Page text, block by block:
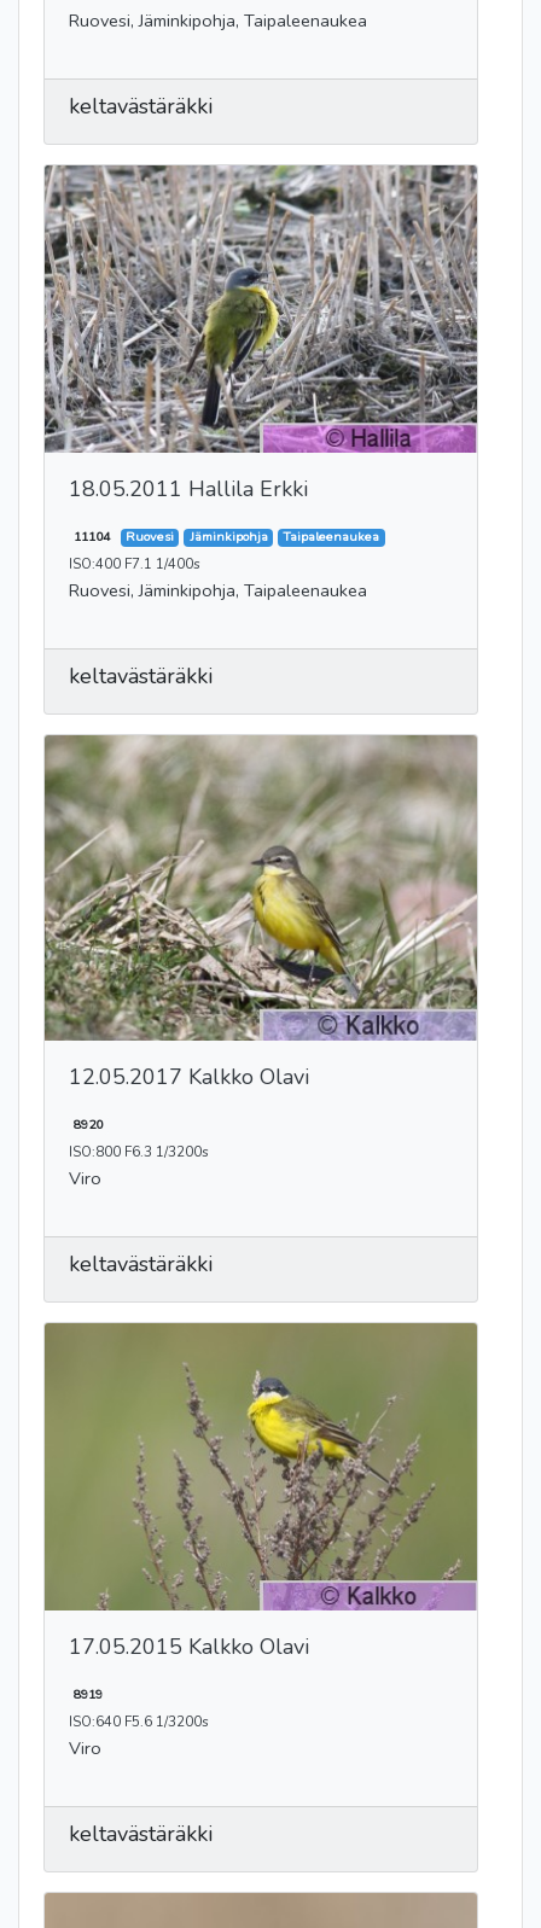
Ruovesi, Jäminkipohja, Taipaleenaukea
keltavästäräkki
18.05.2011 Hallila Erkki
11104 Ruovesi Jäminkipohja Taipaleenaukea
ISO:400 F7.1 1/400s
Ruovesi, Jäminkipohja, Taipaleenaukea
keltavästäräkki
12.05.2017 Kalkko Olavi
8920
ISO:800 F6.3 1/3200s
Viro
keltavästäräkki
17.05.2015 Kalkko Olavi
8919
ISO:640 F5.6 1/3200s
Viro
keltavästäräkki